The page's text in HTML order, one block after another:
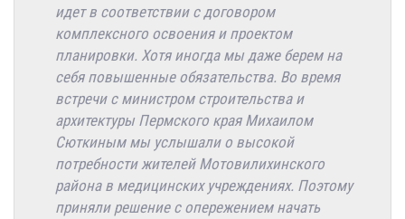
идет в соответствии с договором
комплексного освоения и проектом
планировки. Хотя иногда мы даже берем на
себя повышенные обязательства. Во время
встречи с министром строительства и
архитектуры Пермского края Михаилом
Сюткиным мы услышали о высокой
потребности жителей Мотовилихинского
района в медицинских учреждениях. Поэтому
приняли решение с опережением начать